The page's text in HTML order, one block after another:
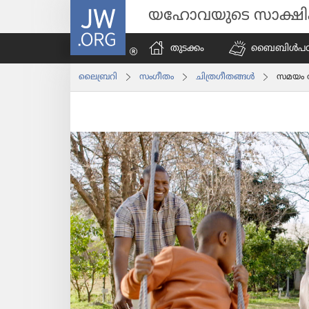
JW.ORG യഹോവയുടെ
തുടക്കം
ലൈബ്രറി സംഗീതം ചിത്ര​ഗീ​തങ്ങൾ സമയം